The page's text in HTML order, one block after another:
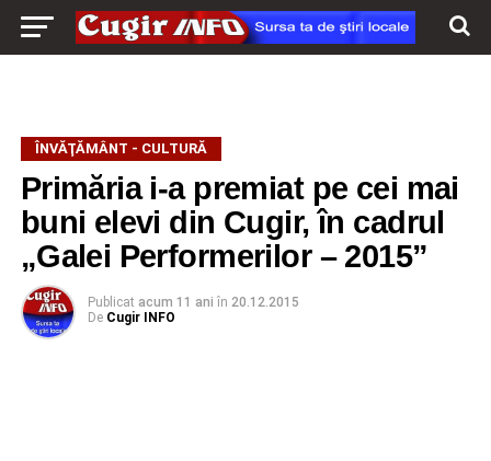
ÎNVĂŢĂMÂNT - CULTURĂ
Primăria i-a premiat pe cei mai
buni elevi din Cugir, în cadrul
„Galei Performerilor – 2015”
Publicat acum 11 ani în 20.12.2015
De Cugir INFO